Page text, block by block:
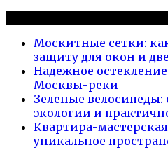
Москитные сетки:
защиту для окон и
Надежное
Москвы-реки
Зеленые велосипеды:
экологии и
Квартира-
уникальное